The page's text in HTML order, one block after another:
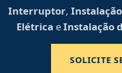
Interruptor,
Elétrica eInstalação
SOLICITE